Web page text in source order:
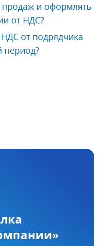
продаж и оформлять
от НДС?
от подрядчика
период?